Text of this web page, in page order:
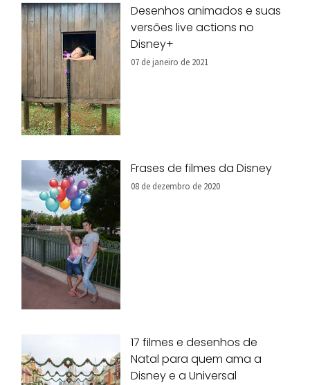
Desenhos animados e suas
versões live actions no
Disney+
07 de janeiro de 2021
Frases de filmes da Disney
08 de dezembro de 2020
17 filmes e desenhos de
Natal para quem ama a
Disney e a Universal